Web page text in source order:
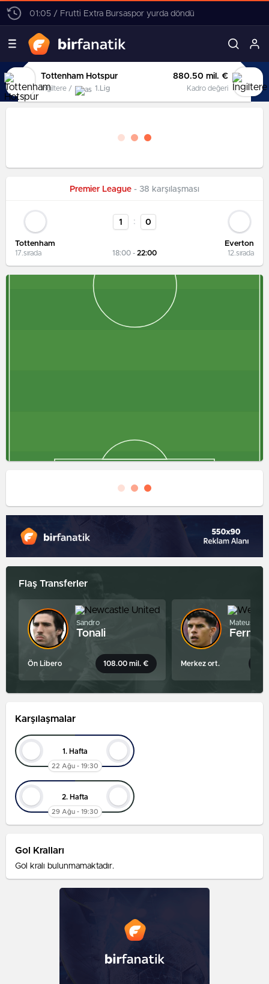
01:05 / Frutti Extra Bursaspor yurda döndü
Tottenham Hotspur
İngiltere / 1.Lig
880.50 mil. €
Kadro değeri
Premier League - 38 karşılaşması
18:00 - 22:00
Tottenham
17.sırada
1 : 0
Everton
12.sırada
Flaş Transferler
Sandro
Tonali
Ön Libero 108.00 mil. €
Mateus
Merkez ort.
Karşılaşmalar
1. Hafta
22 Ağu - 19:30
2. Hafta
29 Ağu - 19:30
Gol Kralları
Gol kralı bulunmamaktadır.